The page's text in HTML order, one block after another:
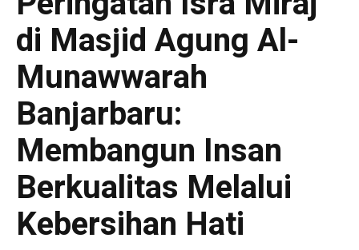
di Masjid Agung Al-
Munawwarah
Banjarbaru:
Membangun Insan
Berkualitas Melalui
Kebersihan Hati